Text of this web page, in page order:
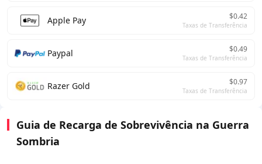
Apple Pay $0.42
Taxas de Transferência
Paypal $0.49
Taxas de Transferência
Razer Gold $0.97
Taxas de Transferência
Guia de Recarga de Sobrevivência na Guerra
Sombria